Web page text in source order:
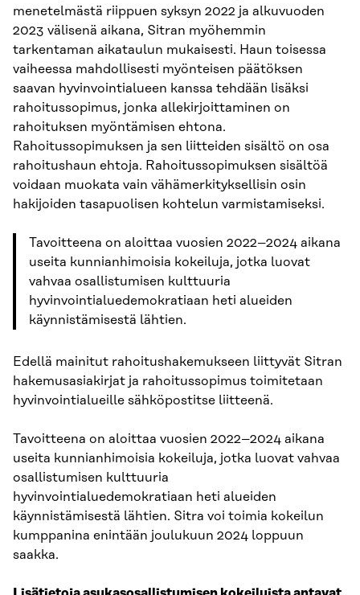
menetelmästä riippuen syksyn 2022 ja alkuvuoden
2023 välisenä aikana, Sitran myöhemmin
tarkentaman aikataulun mukaisesti. Haun toisessa
vaiheessa mahdollisesti myönteisen päätöksen
saavan hyvinvointialueen kanssa tehdään lisäksi
rahoitussopimus, jonka allekirjoittaminen on
rahoituksen myöntämisen ehtona.
Rahoitussopimuksen ja sen liitteiden sisältö on osa
rahoitushaun ehtoja. Rahoitussopimuksen sisältöä
voidaan muokata vain vähämerkityksellisin osin
hakijoiden tasapuolisen kohtelun varmistamiseksi.
Tavoitteena on aloittaa vuosien 2022–2024 aikana
useita kunnianhimoisia kokeiluja, jotka luovat
vahvaa osallistumisen kulttuuria
hyvinvointialuedemokratiaan heti alueiden
käynnistämisestä lähtien.
Edellä mainitut rahoitushakemukseen liittyvät Sitran
hakemusasiakirjat ja rahoitussopimus toimitetaan
hyvinvointialueille sähköpostitse liitteenä.
Tavoitteena on aloittaa vuosien 2022–2024 aikana
useita kunnianhimoisia kokeiluja, jotka luovat vahvaa
osallistumisen kulttuuria
hyvinvointialuedemokratiaan heti alueiden
käynnistämisestä lähtien. Sitra voi toimia kokeilun
kumppanina enintään joulukuun 2024 loppuun
saakka.